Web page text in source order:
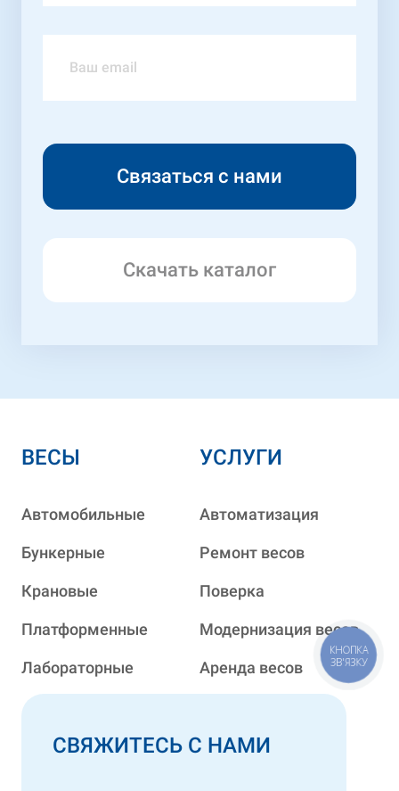
Скачать каталог
ВЕСЫ
Автомобильные
Бункерные
Крановые
Платформенные
Лабораторные
УСЛУГИ
Автоматизация
Ремонт весов
Поверка
Модернизация весов
Аренда весов
СВЯЖИТЕСЬ С НАМИ
КНОПКА
ЗВ'ЯЗКУ